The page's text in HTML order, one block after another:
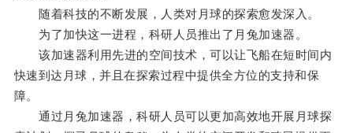
随着科技的不断发展，人类对月球的探索愈发深入。
为了加快这一进程，科研人员推出了月兔加速器。
该加速器利用先进的空间技术，可以让飞船在短时间内
快速到达月球，并且在探索过程中提供全方位的支持和保
障。
通过月兔加速器，科研人员可以更加高效地开展月球探